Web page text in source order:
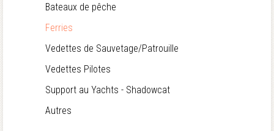
Bateaux de pêche
Ferries
Vedettes de Sauvetage/Patrouille
Vedettes Pilotes
Support au Yachts - Shadowcat
Autres